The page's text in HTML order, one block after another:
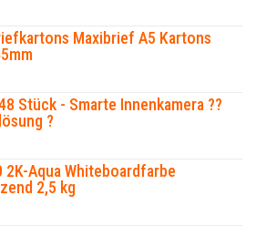
Maxibrief A5 Kartons
Stück - Smarte Innenkamera ??
?
2K-Aqua Whiteboardfarbe
2,5 kg